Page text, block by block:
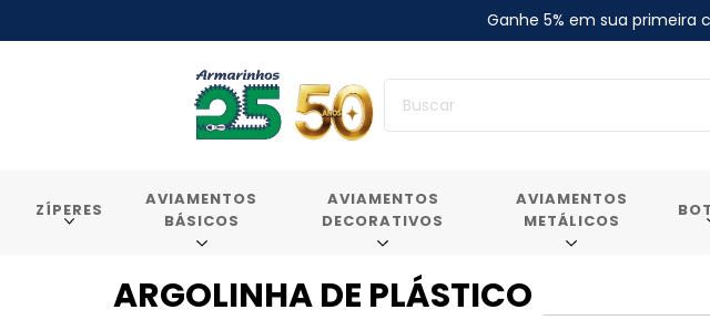
Ganhe 5% em sua primeira
ZÍPERES
AVIAMENTOS
BÁSICOS
AVIAMENTOS
DECORATIVOS
AVIAMENTOS
METÁLICOS
ARGOLINHA DE PLÁSTICO